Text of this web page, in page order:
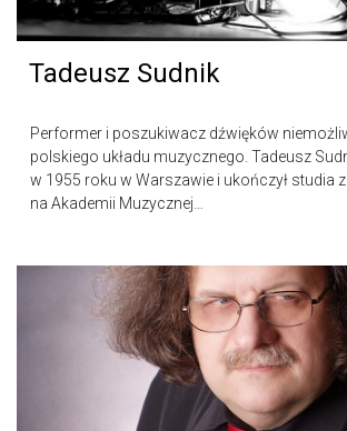
Tadeusz Sudnik
Performer i poszukiwacz dźwięków
polskiego układu muzycznego. Tadeusz
w 1955 roku w Warszawie i ukończył studia
na Akademii Muzycznej…